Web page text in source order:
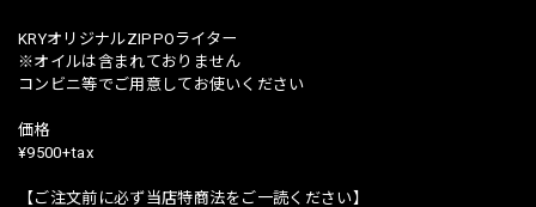
KRYオリジナルZIPPOライター
※オイルは含まれておりません
コンビニ等でご用意してお使いください
価格
¥9500+tax
【ご注文前に必ず当店特商法をご一読ください】